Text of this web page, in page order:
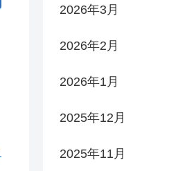
2026年3月
2026年2月
2026年1月
2025年12月
2025年11月